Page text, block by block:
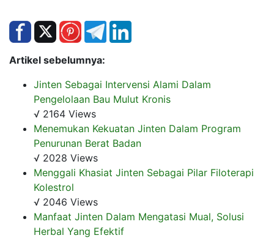
Artikel sebelumnya:
Jinten Sebagai Intervensi Alami Dalam
Pengelolaan Bau Mulut Kronis
√ 2164 Views
Menemukan Kekuatan Jinten Dalam Program
Penurunan Berat Badan
√ 2028 Views
Menggali Khasiat Jinten Sebagai Pilar Filoterapi
Kolestrol
√ 2046 Views
Manfaat Jinten Dalam Mengatasi Mual, Solusi
Herbal Yang Efektif